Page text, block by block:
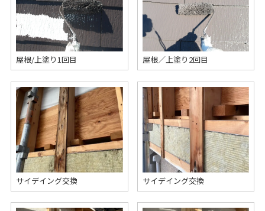
屋根/上塗り1回目 屋根／上塗り2回目
サイデイング交換 サイデイング交換